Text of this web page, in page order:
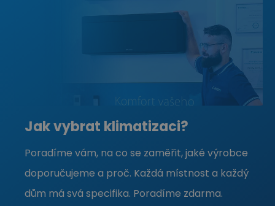
Jak vybrat klimatizaci?
Poradíme vám, na co se zaměřit, jaké výrobce
doporučujeme a proč. Každá místnost a každý
dům má svá specifika. Poradíme zdarma.